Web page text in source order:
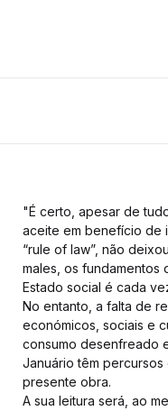
"É certo, apesar de
aceite em benefício de
“rule of law”, não
males, os
Estado social é cada
No entanto, a falta de
económicos, sociais e
consumo desenfreado
Januário têm
presente obra.
A sua leitura será, ao